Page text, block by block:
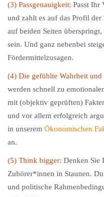
(3) Passgenauigkeit: Passt Ihr
und zahlt es auf das Profil
auf beiden Seiten
sein. Und ganz nebenbei
Fördermittelzusagen.
(4) Die gefühlte Wahrheit und
werden schnell zu
mit (objektiv geprüften)
und vor allem erfolgreich
in unserem Ökonomischen
an.
(5) Think bigger: Denken Sie
Zuhörer*innen in Staunen.
und politische